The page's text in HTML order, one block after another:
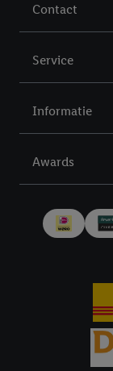
Contact
Service
Informatie
Awards